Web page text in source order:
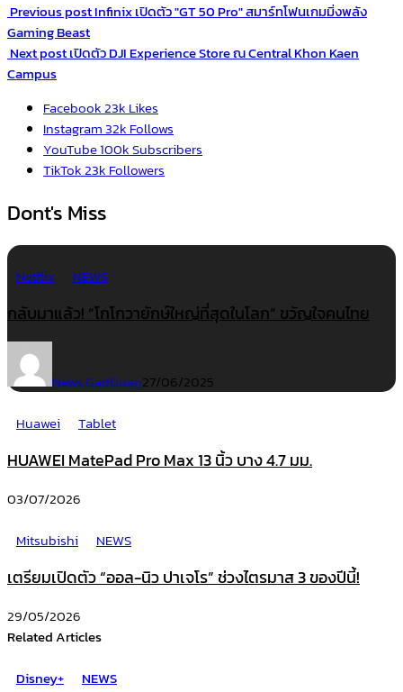
Previous postInfinix เปิดตัว "GT 50 Pro" สมาร์ทโฟนเกมมิ่งพลัง
Gaming Beast
Next postเปิดตัว DJI Experience Store ณ Central Khon Kaen
Campus
Facebook23k Likes
Instagram32k Follows
YouTube100kSubscribers
TikTok23k Followers
Dont's Miss
Netflix NEWS
กลับมาแล้ว! “โกโกวายักษ์ใหญ่ที่สุดในโลก” ขวัญใจคนไทย
News GadGuan27/06/2025
Huawei
Tablet
HUAWEI MatePad Pro Max 13 นิ้ว บาง 4.7 มม.
03/07/2026
Mitsubishi
NEWS
เตรียมเปิดตัว “ออล-นิว ปาเจโร” ช่วงไตรมาส 3 ของปีนี้!
29/05/2026
Related Articles
Disney+
NEWS